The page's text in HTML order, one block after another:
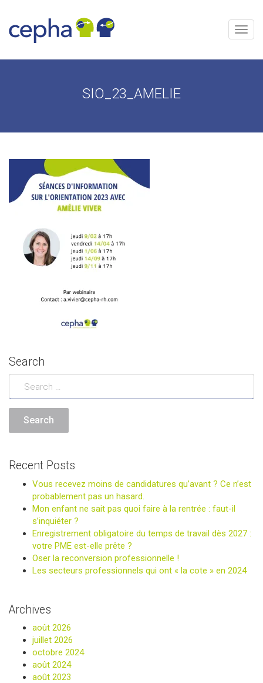
contenu
Menu
SIO_23_AMELIE
Search
Recent Posts
Vous recevez moins de candidatures qu’avant ? Ce n’est
probablement pas un hasard.
Mon enfant ne sait pas quoi faire à la rentrée : faut-il
s’inquiéter ?
Enregistrement obligatoire du temps de travail dès 2027 :
votre PME est-elle prête ?
Oser la reconversion professionnelle !
Les secteurs professionnels qui ont « la cote » en 2024
Archives
août 2026
juillet 2026
octobre 2024
août 2024
août 2023